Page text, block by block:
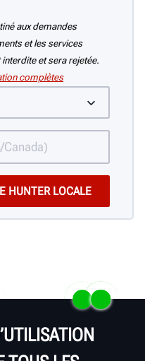
aux demandes
et les services
et sera rejetée.
complètes
MC